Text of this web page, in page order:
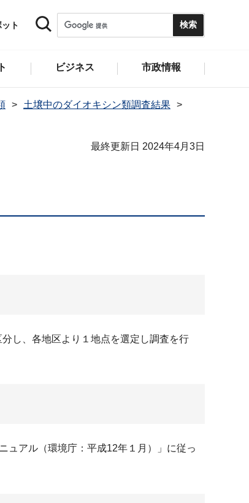
ト
ビジネス 市政情報
土壌中のダイオキシン類調査結果
最終更新日 2024年4月3日
し、各地区より１地点を選定し調査を行
ュアル（環境庁：平成12年１月）」に従っ